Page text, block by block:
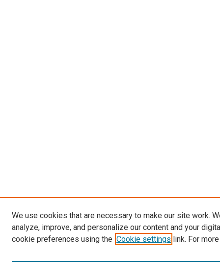
We use cookies that are necessary to make our site work.
analyze, improve, and personalize our content and your
cookie preferences using the Cookie settings link. For